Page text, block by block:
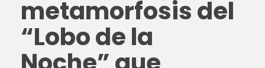
metamorfosis del
“Lobo de la